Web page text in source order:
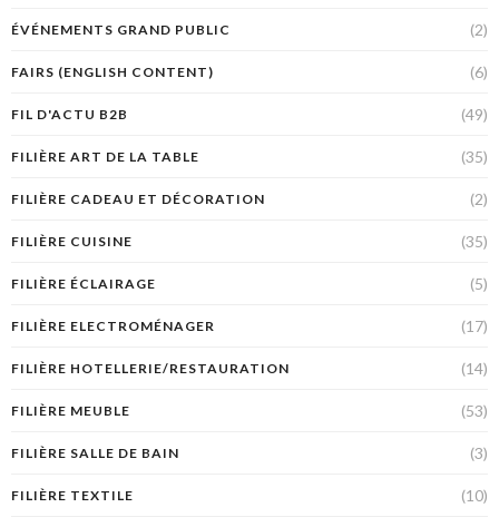
ÉVÉNEMENTS GRAND PUBLIC (2)
FAIRS (ENGLISH CONTENT) (6)
FIL D'ACTU B2B (49)
FILIÈRE ART DE LA TABLE (35)
FILIÈRE CADEAU ET DÉCORATION (2)
FILIÈRE CUISINE (35)
FILIÈRE ÉCLAIRAGE (5)
FILIÈRE ELECTROMÉNAGER (17)
FILIÈRE HOTELLERIE/RESTAURATION (14)
FILIÈRE MEUBLE (53)
FILIÈRE SALLE DE BAIN (3)
FILIÈRE TEXTILE (10)